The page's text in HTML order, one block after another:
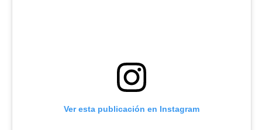
Ver esta publicación en Instagram